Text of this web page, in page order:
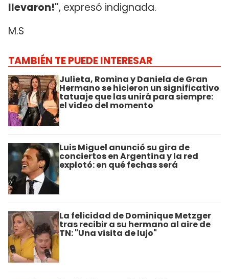
llevaron!", expresó indignada.
M.S
TAMBIÉN TE PUEDE INTERESAR
Julieta, Romina y Daniela de Gran
Hermano se hicieron un significativo
tatuaje que las unirá para siempre:
el video del momento
Luis Miguel anunció su gira de
conciertos en Argentina y la red
explotó: en qué fechas será
La felicidad de Dominique Metzger
tras recibir a su hermano al aire de
TN: "Una visita de lujo"